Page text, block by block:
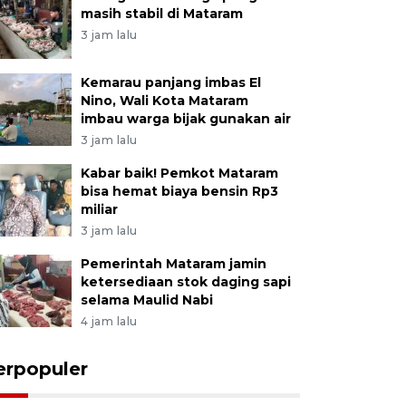
masih stabil di Mataram
3 jam lalu
Kemarau panjang imbas El
Nino, Wali Kota Mataram
imbau warga bijak gunakan air
3 jam lalu
Kabar baik! Pemkot Mataram
bisa hemat biaya bensin Rp3
miliar
3 jam lalu
Pemerintah Mataram jamin
ketersediaan stok daging sapi
selama Maulid Nabi
4 jam lalu